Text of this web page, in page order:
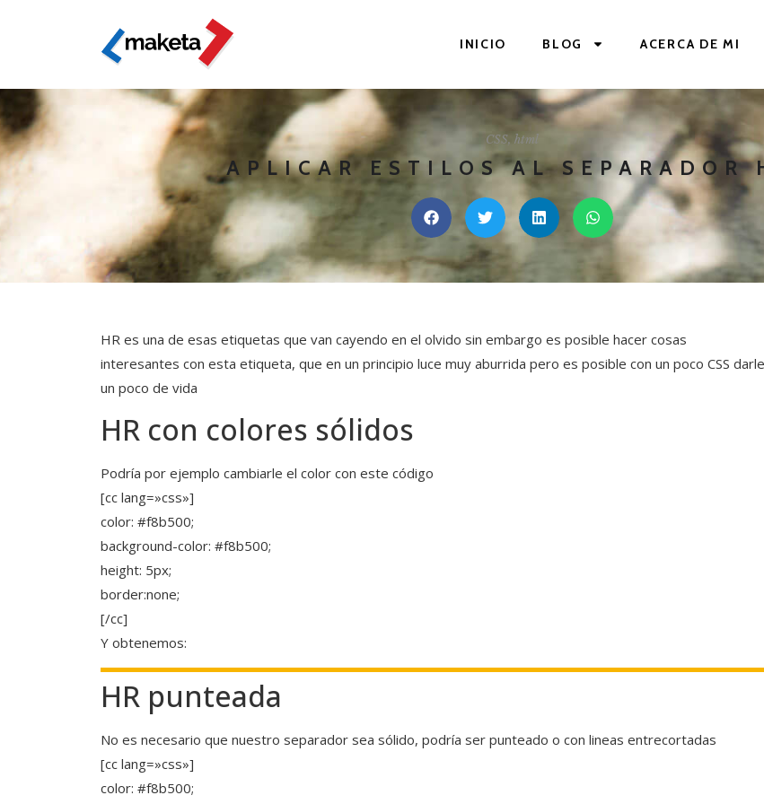
INICIO BLOG ACERCA DE MI
CSS, html
APLICAR ESTILOS AL SEPARADOR
HR es una de esas etiquetas que van cayendo en el olvido sin embargo es posible hacer cosas
interesantes con esta etiqueta, que en un principio luce muy aburrida pero es posible con un poco CSS darle
un poco de vida
HR con colores sólidos
Podría por ejemplo cambiarle el color con este código
[cc lang=»css»]
color: #f8b500;
background-color: #f8b500;
height: 5px;
border:none;
[/cc]
Y obtenemos:
HR punteada
No es necesario que nuestro separador sea sólido, podría ser punteado o con lineas entrecortadas
[cc lang=»css»]
color: #f8b500;